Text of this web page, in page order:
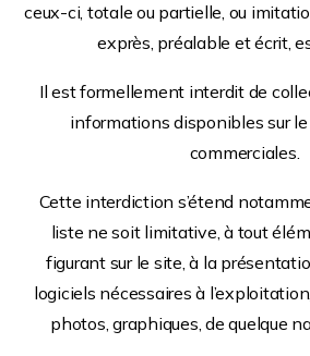
ceux-ci, totale ou partielle, ou
exprès, préalable et écrit,
Il est formellement interdit de
informations disponibles sur
commerciales.
Cette interdiction s’étend
liste ne soit limitative, à tout
figurant sur le site, à la
logiciels nécessaires à
photos, graphiques, de quelque